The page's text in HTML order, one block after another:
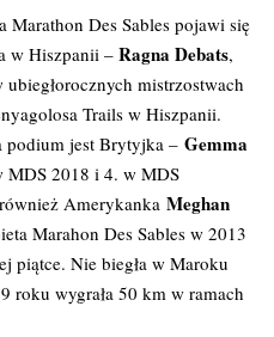
Marathon Des Sables pojawi się
w Hiszpanii – Ragna Debats,
mistrzostwach
Trails w Hiszpanii.
podium jest Brytyjka – Gemma
MDS 2018 i 4. w MDS
Amerykanka Meghan
Marahon Des Sables w 2013
piątce. Nie biegła w Maroku
roku wygrała 50 km w ramach